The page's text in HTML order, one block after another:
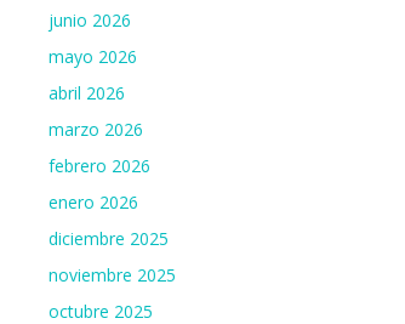
junio 2026
mayo 2026
abril 2026
marzo 2026
febrero 2026
enero 2026
diciembre 2025
noviembre 2025
octubre 2025